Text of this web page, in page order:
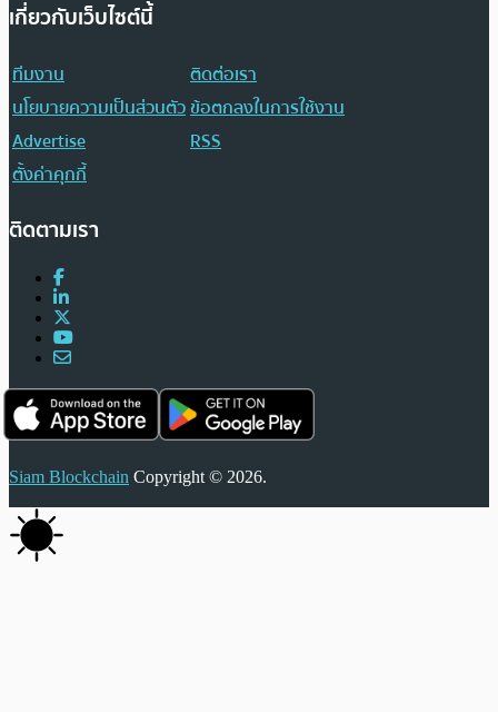
เกี่ยวกับเว็บไซต์นี้
ทีมงาน
ติดต่อเรา
นโยบายความเป็นส่วนตัวข้อตกลงในการใช้งาน
Advertise
RSS
ตั้งค่าคุกกี้
ติดตามเรา
Siam Blockchain Copyright © 2026.